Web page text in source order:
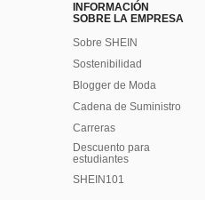
INFORMACIÓN
SOBRE LA EMPRESA
Sobre SHEIN
Sostenibilidad
Blogger de Moda
Cadena de Suministro
Carreras
Descuento para
estudiantes
SHEIN101